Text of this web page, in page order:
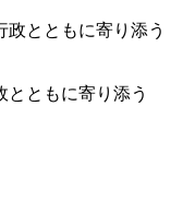
とともに寄り添う